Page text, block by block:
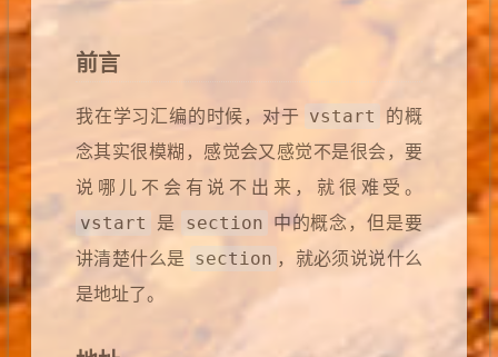
前言
我在学习汇编的时候，对于 vstart
的概
念其实很模糊，感觉会又感觉不是很会，要
说哪儿不会有说不出来，就很难受。
vstart 是 section
中的概念，但是要
讲清楚什么是
section ，就必须说说什么
是地址了。